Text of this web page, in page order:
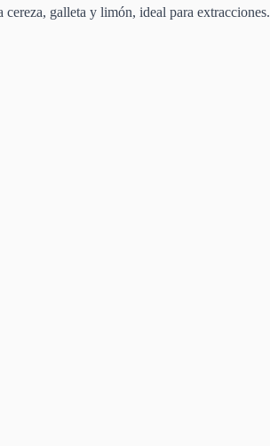
galleta y limón, ideal para extracciones.